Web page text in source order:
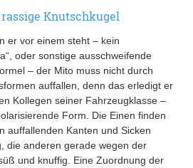
Knutschkugel
er vor einem steht – kein
oder sonstige ausschweifende
– der Mito muss nicht durch
auffallen, denn das erledigt er
Kollegen seiner Fahrzeugklasse –
Form. Die Einen finden
auffallenden Kanten und Sicken
die anderen gerade wegen der
und knuffig. Eine Zuordnung der